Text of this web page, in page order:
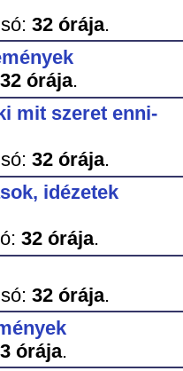
32 órája.
32 órája.
mit szeret enni-
32 órája.
idézetek
32 órája.
32 órája.
órája.